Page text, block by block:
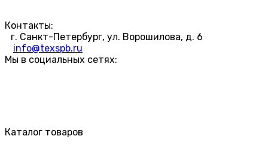
Контакты:
г. Санкт-Петербург, ул. Ворошилова, д. 6
info@texspb.ru
Мы в социальных сетях:
Каталог товаров